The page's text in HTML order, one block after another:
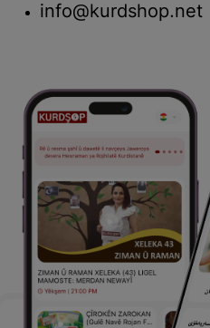
info@kurdshop.net